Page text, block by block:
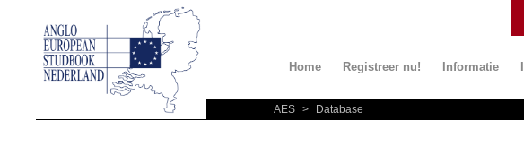
Home Registreer nu! Informatie
AES > Database